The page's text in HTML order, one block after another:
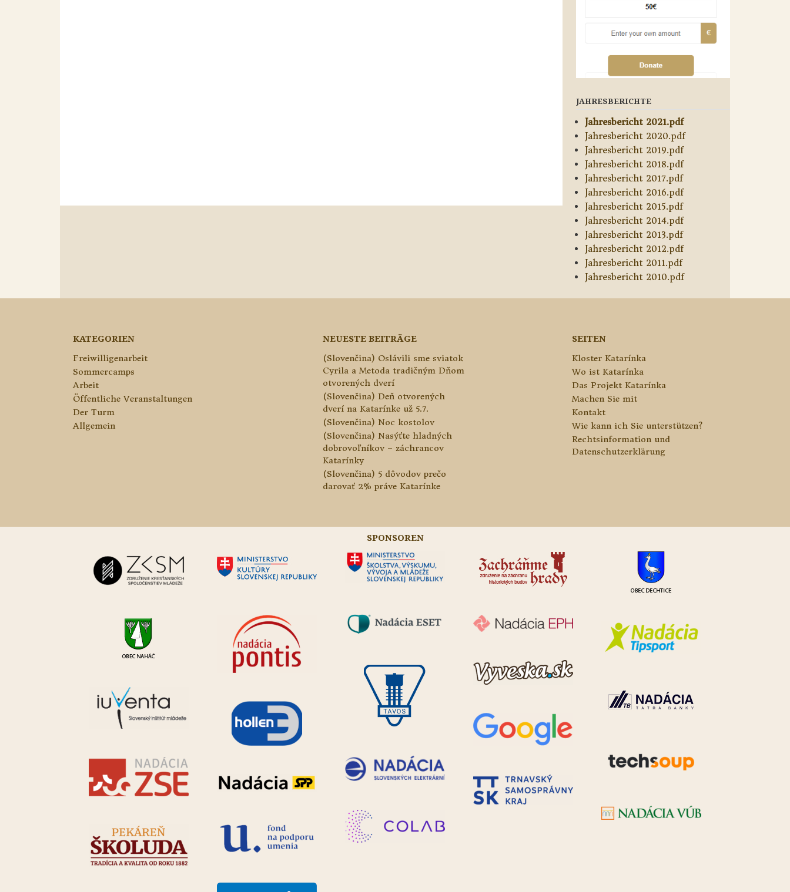
JAHRESBERICHTE
Jahresbericht 2021.pdf
Jahresbericht 2020.pdf
Jahresbericht 2019.pdf
Jahresbericht 2018.pdf
Jahresbericht 2017.pdf
Jahresbericht 2016.pdf
Jahresbericht 2015.pdf
Jahresbericht 2014.pdf
Jahresbericht 2013.pdf
Jahresbericht 2012.pdf
Jahresbericht 2011.pdf
Jahresbericht 2010.pdf
KATEGORIEN
Freiwilligenarbeit
Sommercamps
Arbeit
Öffentliche Veranstaltungen
Der Turm
Allgemein
NEUESTE BEITRÄGE
(Slovenčina) Oslávili sme sviatok
Cyrila a Metoda tradičným Dňom
otvorených dverí
(Slovenčina) Deň otvorených
dverí na Katarínke už 5.7.
(Slovenčina) Noc kostolov
(Slovenčina) Nasýťte hladných
dobrovoľníkov – záchrancov
Katarínky
(Slovenčina) 5 dôvodov prečo
darovať 2% práve Katarínke
SEITEN
Kloster Katarínka
Wo ist Katarínka
Das Projekt Katarínka
Machen Sie mit
Kontakt
Wie kann ich Sie unterstützen?
Rechtsinformation und
Datenschutzerklärung
SPONSOREN